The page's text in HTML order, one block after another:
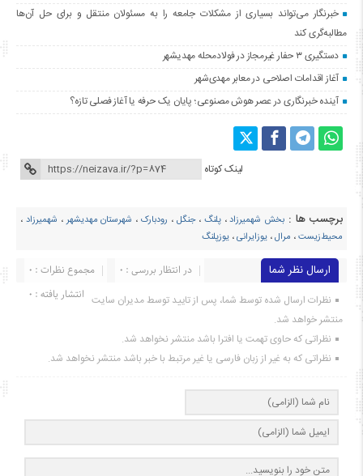
خبرنگار می‌تواند بسیاری از مشکلات جامعه را به مسئولان منتقل و برای حل آن‌ها
مطالبه‌گری کند
دستگیری ۳ حفار غیرمجاز در فولادمحله مهدیشهر
آغاز اقدامات اصلاحی در معابر مهدی‌شهر
آینده خبرنگاری در عصر هوش مصنوعی؛ پایان یک حرفه یا آغاز فصلی تازه؟
لینک کوتاه
برچسب ها : بخش شهمیرزاد،پلنگ ،جنگل ، رودبارک، شهرستان مهدیشهر، شهمیرزاد ،
محیط‌زیست، مرال، یوزایرانی، یوزپلنگ
ارسال نظر شما مجموع نظرات : 0
در انتظار بررسی : 0
انتشار یافته : ۰ نظرات ارسال شده توسط شما، پس از تایید توسط مدیران سایت
منتشر خواهد شد.
نظراتی که حاوی تهمت یا افترا باشد منتشر نخواهد شد.
نظراتی که به غیر از زبان فارسی یا غیر مرتبط با خبر باشد منتشر نخواهد شد.